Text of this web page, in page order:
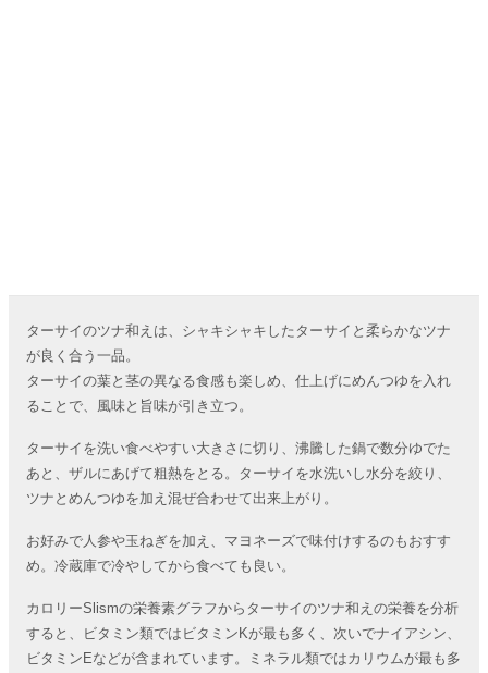
ターサイのツナ和えは、シャキシャキしたターサイと柔らかなツナ
が良く合う一品。
ターサイの葉と茎の異なる食感も楽しめ、仕上げにめんつゆを入れ
ることで、風味と旨味が引き立つ。
ターサイを洗い食べやすい大きさに切り、沸騰した鍋で数分ゆでた
あと、ザルにあげて粗熱をとる。ターサイを水洗いし水分を絞り、
ツナとめんつゆを加え混ぜ合わせて出来上がり。
お好みで人参や玉ねぎを加え、マヨネーズで味付けするのもおすす
め。冷蔵庫で冷やしてから食べても良い。
カロリーSlismの栄養素グラフからターサイのツナ和えの栄養を分析
すると、ビタミン類ではビタミンKが最も多く、次いでナイアシン、
ビタミンEなどが含まれています。ミネラル類ではカリウムが最も多